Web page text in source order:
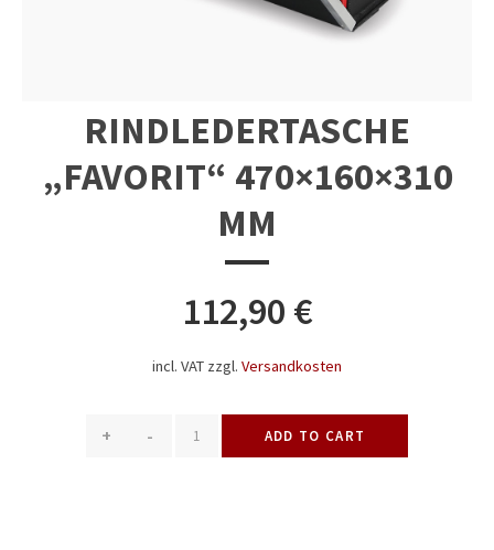
RINDLEDERTASCHE
„FAVORIT“ 470×160×310
MM
112,90 €
incl. VAT zzgl. Versandkosten
+ - ADD TO CART